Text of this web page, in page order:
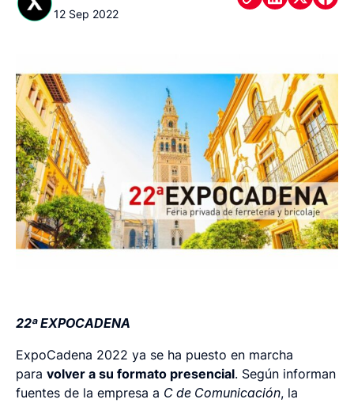
12 Sep 2022
22ª EXPOCADENA
ExpoCadena 2022 ya se ha puesto en marcha
para volver a su formato presencial. Según informan
fuentes de la empresa a C de Comunicación, la